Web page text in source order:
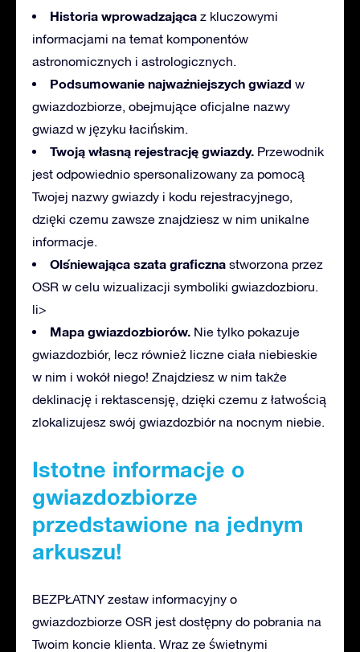
Historia wprowadzająca z kluczowymi
informacjami na temat komponentów
astronomicznych i astrologicznych.
Podsumowanie najważniejszych gwiazd w
gwiazdozbiorze, obejmujące oficjalne nazwy
gwiazd w języku łacińskim.
Twoją własną rejestrację gwiazdy. Przewodnik
jest odpowiednio spersonalizowany za pomocą
Twojej nazwy gwiazdy i kodu rejestracyjnego,
dzięki czemu zawsze znajdziesz w nim unikalne
informacje.
Olśniewająca szata graficzna stworzona przez
OSR w celu wizualizacji symboliki gwiazdozbioru.
li>
Mapa gwiazdozbiorów. Nie tylko pokazuje
gwiazdozbiór, lecz również liczne ciała niebieskie
w nim i wokół niego! Znajdziesz w nim także
deklinację i rektascensję, dzięki czemu z łatwością
zlokalizujesz swój gwiazdozbiór na nocnym niebie.
Istotne informacje o
gwiazdozbiorze
przedstawione na jednym
arkuszu!
BEZPŁATNY zestaw informacyjny o
gwiazdozbiorze OSR jest dostępny do pobrania na
Twoim koncie klienta. Wraz ze świetnymi